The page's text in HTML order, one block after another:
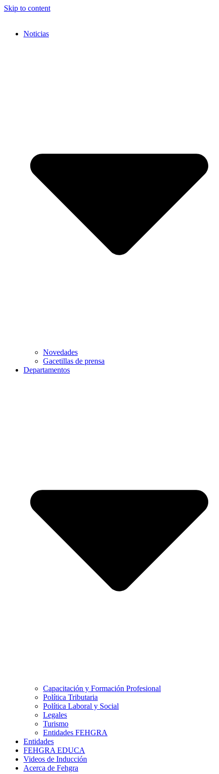
Skip to content
Noticias
Novedades
Gacetillas de prensa
Departamentos
Capacitación y Formación Profesional
Política Tributaria
Política Laboral y Social
Legales
Turismo
Entidades FEHGRA
Entidades
FEHGRA EDUCA
Videos de Inducción
Acerca de Fehgra